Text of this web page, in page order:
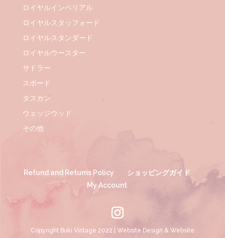
ロイヤルインペリアル
ロイヤルスタッフォード
ロイヤルスタンダード
ロイヤルウースター
サドラー
スポード
タスカン
ウェッジウッド
その他
Refund and Returns Policy
ショッピングガイド
My Account
Copyright Buki Vintage 2022 | Website Design & Website